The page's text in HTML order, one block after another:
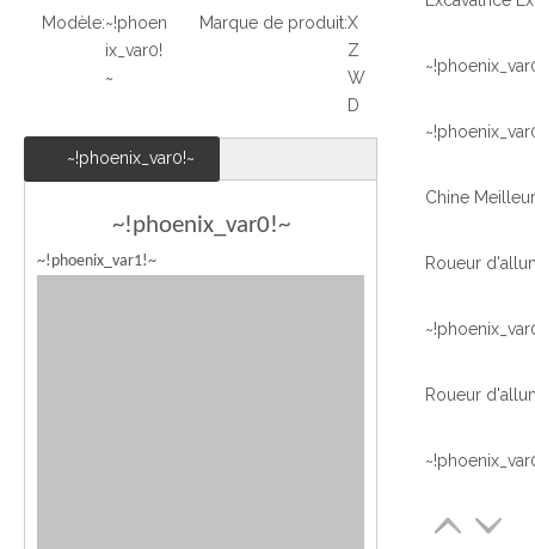
Modèle:~!phoen
ix_var0!
~
Marque de produit:X
Z
W
D
~!phoenix_var0!~
~!phoenix_var0!~
~!phoenix_var1!~